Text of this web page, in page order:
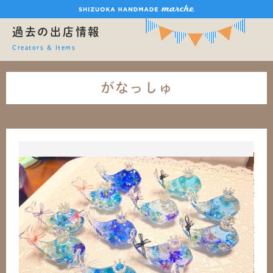
過去の出店情報
Creators & Items
がなっしゅ